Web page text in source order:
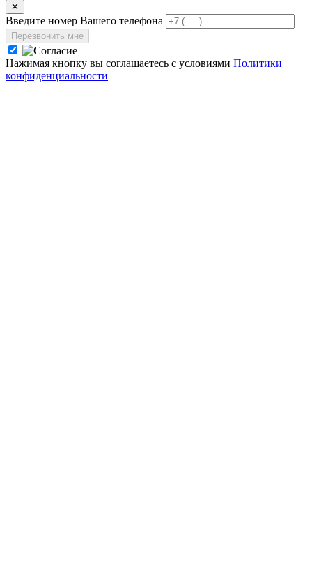
✕
Введите номер Вашего телефона
Перезвонить мне
Нажимая кнопку вы соглашаетесь с условиями Политики
конфиденциальности